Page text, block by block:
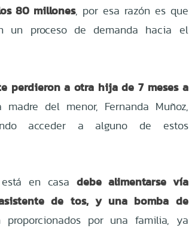
80 millones, por esa razón es que
un proceso de demanda hacia el
perdieron a otra hija de 7 meses a
del menor, Fernanda Muñoz,
acceder a alguno de estos
en casa debe alimentarse vía
de tos, y una bomba de
proporcionados por una familia, ya